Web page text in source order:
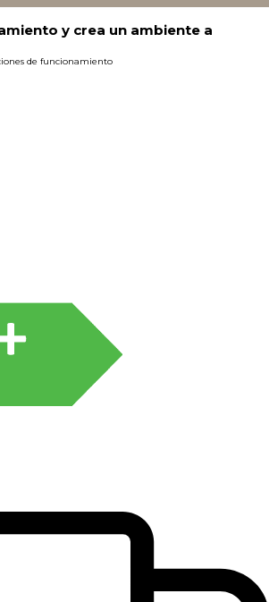
y crea un ambiente a
de funcionamiento